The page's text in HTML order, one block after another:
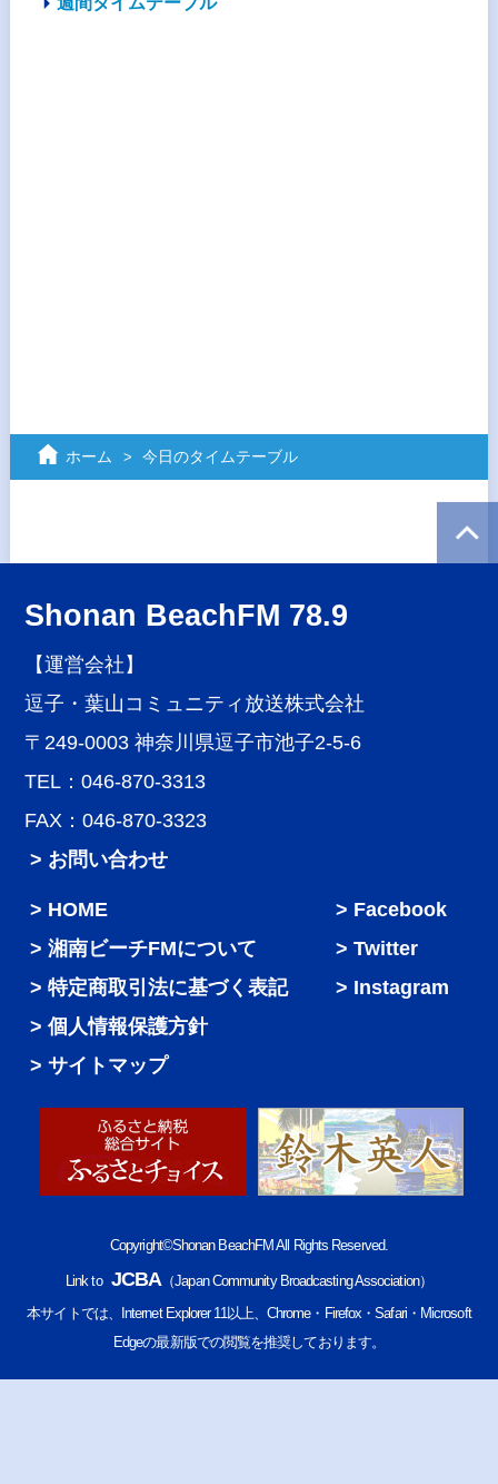
ホーム 今日のタイムテーブル
Shonan BeachFM 78.9
【運営会社】
逗子・葉山コミュニティ放送株式会社
〒249-0003 神奈川県逗子市池子2-5-6
TEL：046-870-3313
FAX：046-870-3323
> お問い合わせ
HOME
湘南ビーチFMについて
特定商取引法に基づく表記
個人情報保護方針
サイトマップ
Facebook
Twitter
Instagram
Copyright©Shonan BeachFM All Rights Reserved.
Link to JCBA（Japan Community Broadcasting Association）
本サイトでは、Internet Explorer 11以上、Chrome・Firefox・Safari・Microsoft
Edgeの最新版での閲覧を推奨しております。